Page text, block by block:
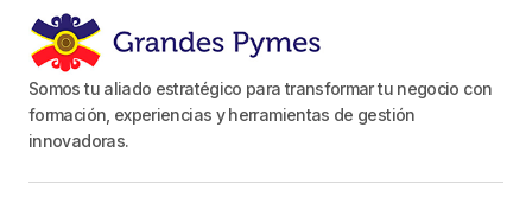
Somos tu aliado estratégico para transformar tu negocio con
formación, experiencias y herramientas de gestión
innovadoras.